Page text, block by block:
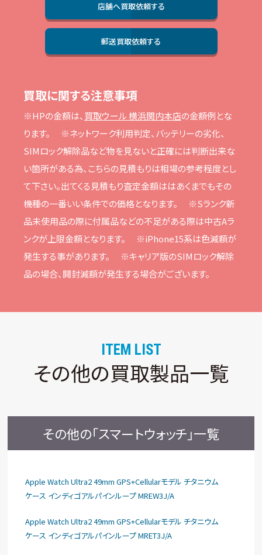
店舗へ買取依頼する
郵送買取依頼する
買取に関する注意事項
※HPの⾦額は、 買取ウール 横浜関内本店の⾦額例とな
ります。
※ネットワーク利⽤判定、バッテリーの劣化、
SIMロック解除品など物を⾒ないと正確には判断出来な
い箇所がある為、こちらの⾒積もりは相場の参考程度とし
て下さい。出てくる⾒積もり査定⾦額ははあくまでもその
機種の⼀番いい条件での価格となります。
※Sランク新
品未使⽤品の際に付属品などの不⾜がある際は中古Aラ
ンクが上限⾦額となります。
※iPhone15系は⾊減額が
発⽣する事があります。
※キャリア版のSIMロック解除
品の場合、開封減額が発⽣する場合がございます。
ITEM LIST
その他の買取製品一覧
その他の「スマートウォッチ」一覧
Apple Watch Ultra2 49mm GPS+Cellularモデル チタニウム
ケース インディゴアルパインループ MREW3J/A
Apple Watch Ultra2 49mm GPS+Cellularモデル チタニウム
ケース インディゴアルパインループ MRET3J/A